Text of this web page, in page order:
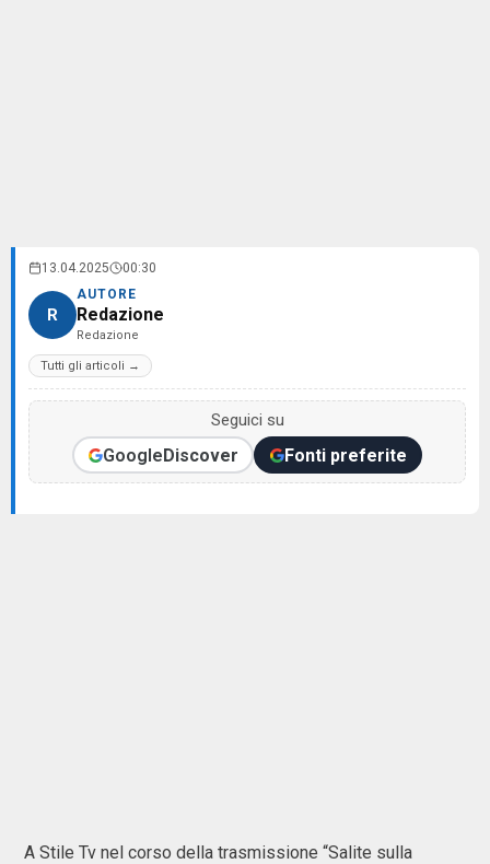
13.04.2025 00:30
R
AUTORE
Redazione
Redazione
Tutti gli articoli →
Seguici su
GoogleDiscover Fonti preferite
A Stile Tv nel corso della trasmissione “Salite sulla